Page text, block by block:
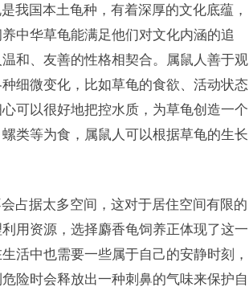
我国本土龟种，有着深厚的文化底蕴，
中华草龟能满足他们对文化内涵的追
和、友善的性格相契合。属鼠人善于观
细微变化，比如草龟的食欲、活动状态
可以很好地把控水质，为草龟创造一个
类等为食，属鼠人可以根据草龟的生长
占据太多空间，这对于居住空间有限的
用资源，选择麝香龟饲养正体现了这一
活中也需要一些属于自己的安静时刻，
险时会释放出一种刺鼻的气味来保护自